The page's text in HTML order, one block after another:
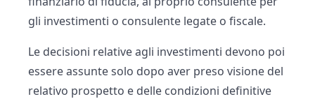
gli investimenti o consulente legate o fiscale.
Le decisioni relative agli investimenti devono poi
essere assunte solo dopo aver preso visione del
relativo prospetto e delle condizioni definitive